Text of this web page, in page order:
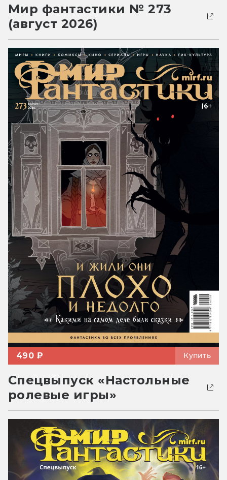
Мир фантастики № 273
(август 2026)
490 ₽ Купить
Спецвыпуск «Настольные
ролевые игры»